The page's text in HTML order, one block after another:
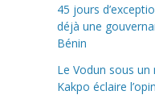
45 jours
déjà une
Bénin
Le Vodun sous
Kakpo éclaire